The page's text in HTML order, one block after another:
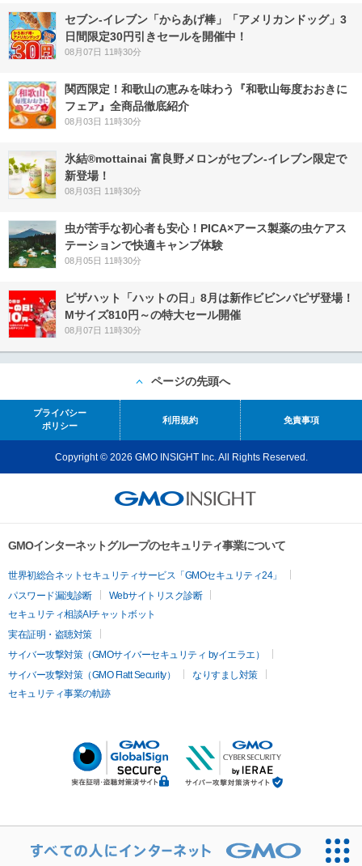
セブン‐イレブン「からあげ棒」「アメリカンドッグ」3
日間限定30円引きセールを開催中！
08月07日 11時30分
関西限定！和歌山の恵みを味わう『和歌山毎度おおきに
フェア』全商品徹底紹介
08月03日 11時30分
氷結®mottainai 富良野メロンがセブン‐イレブン限定で
新登場！
08月03日 11時30分
虫が苦手な初心者も安心！PICA×アース製薬の虫ケアス
テーションで快適キャンプ体験
08月05日 11時30分
ピザハット「ハットの日」8月は新作ビビンバピザ登場！
Mサイズ810円～の特大セール開催
08月07日 11時30分
ページの先頭へ
プライバシー
ポリシー
利用規約 免責事項
Copyright © 2026 GMO INSIGHT Inc. All Rights Reserved.
GMOインターネットグループのセキュリティ事業について
世界初総合ネットセキュリティサービス「GMOセキュリティ24」
パスワード漏洩診断
Webサイトリスク診断
セキュリティ相談AIチャットボット
実在証明・盗聴対策
サイバー攻撃対策（GMOサイバーセキュリティ byイエラエ）
サイバー攻撃対策（GMO Flatt Security）
なりすまし対策
セキュリティ事業の軌跡